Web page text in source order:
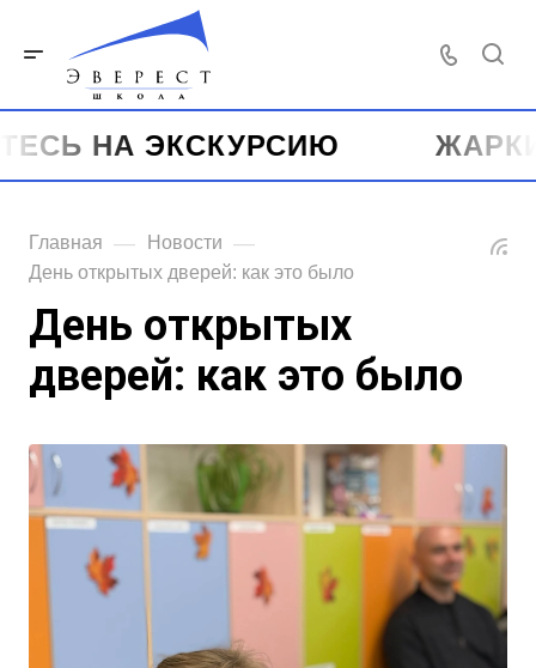
НА ЭКСКУРСИЮ
Главная — Новости —
День открытых дверей: как это было
День открытых
дверей: как это было